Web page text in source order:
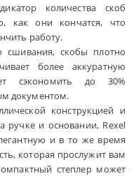
количества скоб
как они кончатся, что
работу.
скобы плотно
более аккуратную
сэкономить до 30%
документом.
конструкцией и
ручке и основании, Rexel
и в то же время
которая прослужит вам
степлер может